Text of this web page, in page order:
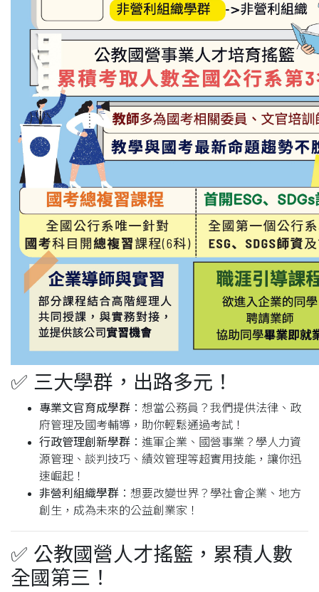
✅ 三大學群，出路多元！
專業文官育成學群 ：想當公務員？我們提供法律、政
府管理及國考輔導，助你輕鬆通過考試！
行政管理創新學群 ：進軍企業、國營事業？學人力資
源管理、談判技巧、績效管理等超實用技能，讓你迅
速崛起！
非營利組織學群 ：想要改變世界？學社會企業、地方
創生，成為未來的公益創業家！
✅ 公教國營人才搖籃，累積人數
全國第三！